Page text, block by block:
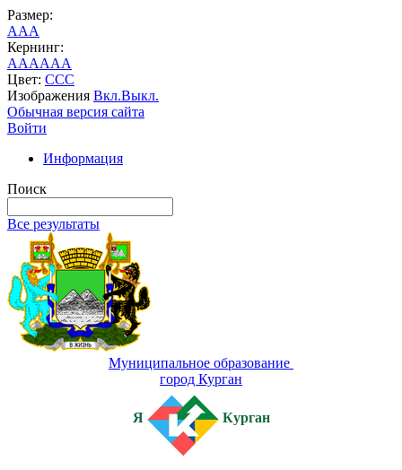
Размер:
AAA
Кернинг:
AAAAAA
Цвет: CCC
Изображения Вкл.Выкл.
Обычная версия сайта
Войти
Информация
Поиск
Все результаты
Муниципальное образование
город Курган
Я Курган